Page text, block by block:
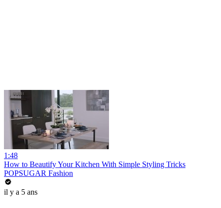
1:48
How to Beautify Your Kitchen With Simple Styling Tricks
POPSUGAR Fashion
il y a 5 ans